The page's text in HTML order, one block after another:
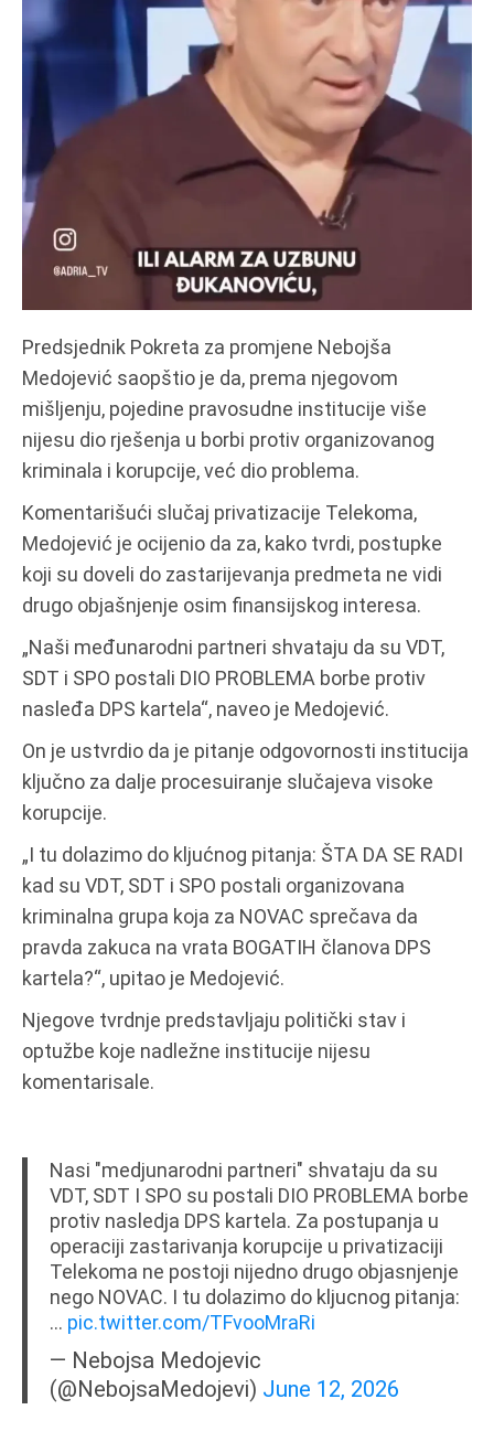
Predsjednik Pokreta za promjene Nebojša
Medojević saopštio je da, prema njegovom
mišljenju, pojedine pravosudne institucije više
nijesu dio rješenja u borbi protiv organizovanog
kriminala i korupcije, već dio problema.
Komentarišući slučaj privatizacije Telekoma,
Medojević je ocijenio da za, kako tvrdi, postupke
koji su doveli do zastarijevanja predmeta ne vidi
drugo objašnjenje osim finansijskog interesa.
„Naši međunarodni partneri shvataju da su VDT,
SDT i SPO postali DIO PROBLEMA borbe protiv
nasleđa DPS kartela“, naveo je Medojević.
On je ustvrdio da je pitanje odgovornosti institucija
ključno za dalje procesuiranje slučajeva visoke
korupcije.
„I tu dolazimo do kljućnog pitanja: ŠTA DA SE RADI
kad su VDT, SDT i SPO postali organizovana
kriminalna grupa koja za NOVAC sprečava da
pravda zakuca na vrata BOGATIH članova DPS
kartela?“, upitao je Medojević.
Njegove tvrdnje predstavljaju politički stav i
optužbe koje nadležne institucije nijesu
komentarisale.
Nasi "medjunarodni partneri" shvataju da su
VDT, SDT I SPO su postali DIO PROBLEMA borbe
protiv nasledja DPS kartela. Za postupanja u
operaciji zastarivanja korupcije u privatizaciji
Telekoma ne postoji nijedno drugo objasnjenje
nego NOVAC. I tu dolazimo do kljucnog pitanja:
… pic.twitter.com/TFvooMraRi
— Nebojsa Medojevic
(@NebojsaMedojevi) June 12, 2026